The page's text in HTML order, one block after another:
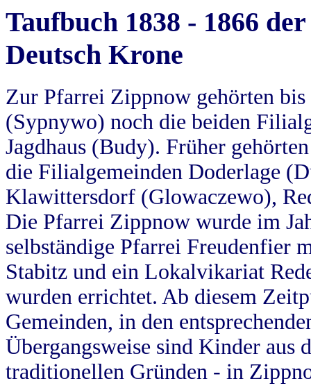
Taufbuch 1838 - 1866
Deutsch Krone
Zur Pfarrei Zippnow gehörten
(Sypnywo) noch die beiden
Jagdhaus (Budy). Früher
die Filialgemeinden Doderlage
Klawittersdorf (Glowaczewo),
Die Pfarrei Zippnow wurde im
selbständige Pfarrei Freudenfier
Stabitz und ein Lokalvikariat
wurden errichtet. Ab diesem
Gemeinden, in den
Übergangsweise sind Kinder aus
traditionellen Gründen - in